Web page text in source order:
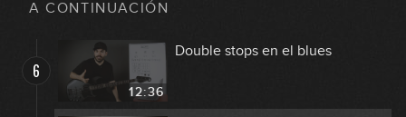
A CONTINUACIÓN
16:26
6
12:36
Double stops en el blues